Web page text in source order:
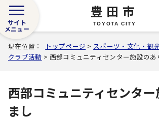
豊田市
TOYOTA CITY
サイト
メニュー
現在位置： トップページ > スポーツ・文化・観
クラブ活動 > 西部コミュニティセンター施設のあ
西部コミュニティセンター
まし